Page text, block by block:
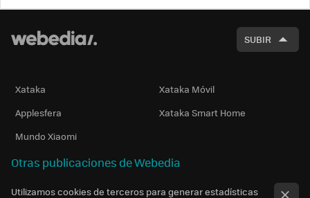
SUBIR
Xataka
Xataka Móvil
Applesfera
Xataka Smart Home
Mundo Xiaomi
Otras publicaciones de Webedia
Utilizamos cookies de terceros para generar estadísticas